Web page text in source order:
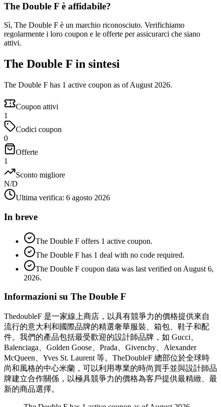
The Double F è affidabile?
Sì, The Double F è un marchio riconosciuto. Verifichiamo
regolarmente i loro coupon e le offerte per assicurarci che siano
attivi.
The Double F in sintesi
The Double F has 1 active coupon as of August 2026.
Coupon attivi
1
Codici coupon
0
Offerte
1
Sconto migliore
N/D
Ultima verifica: 6 agosto 2026
In breve
The Double F offers 1 active coupon.
The Double F has 1 deal with no code required.
The Double F coupon data was last verified on August 6,
2026.
Informazioni su The Double F
ThedoubleF 是一家線上商店，以具有競爭力的價格提供來自
流行的意大利和國際品牌的精選奢華服裝、箱包、鞋子和配
件。我們的產品包括最受歡迎的設計師品牌，如 Gucci、
Balenciaga、Golden Goose、Prada、Givenchy、Alexander
McQueen、Yves St. Laurent 等。TheDoubleF 總部位於全球時
尚和風格的中心米蘭，可以利用專業的時尚買手並與設計師品
牌建立合作關係，以極具競爭力的價格為客戶提供最精緻、最
新的商品選擇。